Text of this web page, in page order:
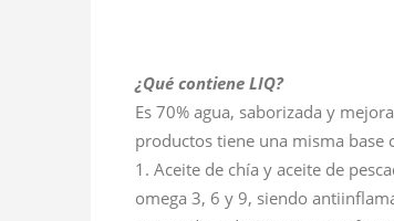
¿Qué contiene LIQ?
Es 70% agua, saborizada y
productos tiene una misma base
1. Aceite de chía y aceite de
omega 3, 6 y 9, siendo